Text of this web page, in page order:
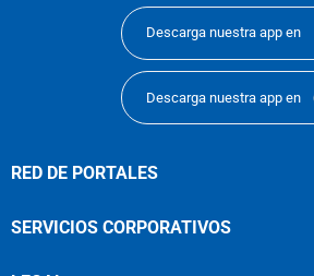
Descarga nuestra app en
Descarga nuestra app en
RED DE PORTALES
SERVICIOS CORPORATIVOS